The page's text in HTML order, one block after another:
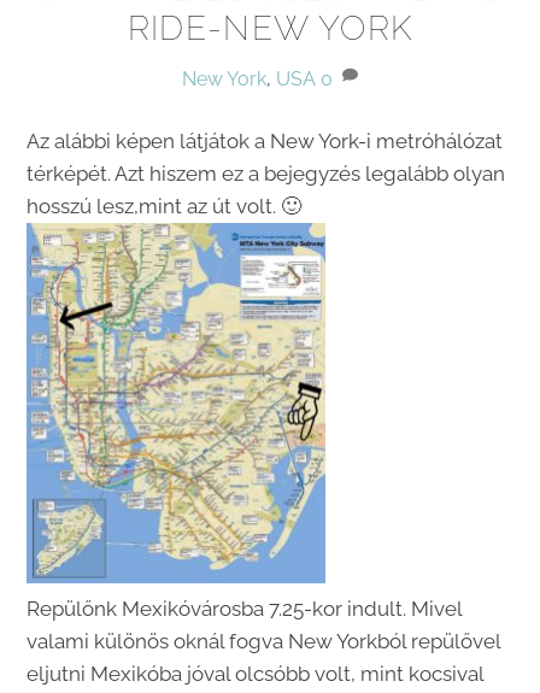
RIDE-NEW YORK
New York, USA 0
Az alábbi képen látjátok a New York-i metróhálózat
térképét. Azt hiszem ez a bejegyzés legalább olyan
hosszú lesz,mint az út volt. 🙂
Repülőnk Mexikóvárosba 7.25-kor indult. Mivel
valami különös oknál fogva New Yorkból repülővel
eljutni Mexikóba jóval olcsóbb volt, mint kocsival